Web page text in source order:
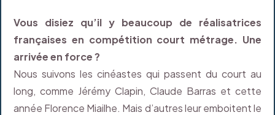
Vous disiez qu’il y beaucoup de réalisatrices
françaises en compétition court métrage. Une
arrivée en force ?
Nous suivons les cinéastes qui passent du court au
long, comme Jérémy Clapin, Claude Barras et cette
année Florence Miailhe. Mais d’autres leur emboitent le